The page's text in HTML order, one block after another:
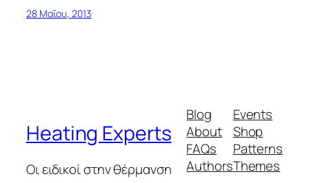
28 Μαΐου, 2013
Heating Experts
Οι ειδικοί στην θέρμανση
Blog
About
FAQs
Authors
Events
Shop
Patterns
Themes